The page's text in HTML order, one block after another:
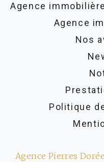
Agence
Agence
Nos
Politique
Agence Pierres